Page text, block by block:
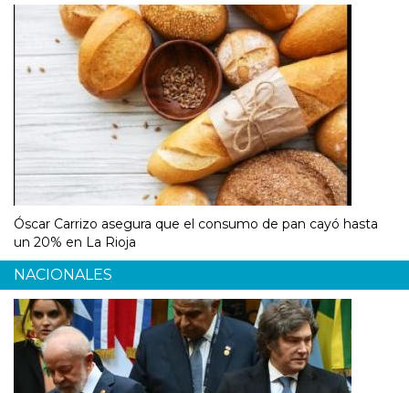
Óscar Carrizo asegura que el consumo de pan cayó hasta
un 20% en La Rioja
NACIONALES